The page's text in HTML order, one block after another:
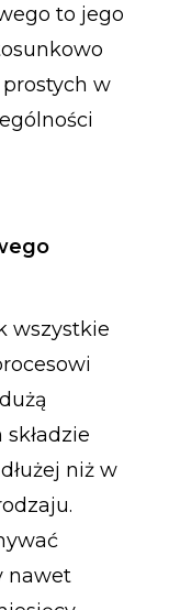
to jego
w
wszystkie
niż w
nawet